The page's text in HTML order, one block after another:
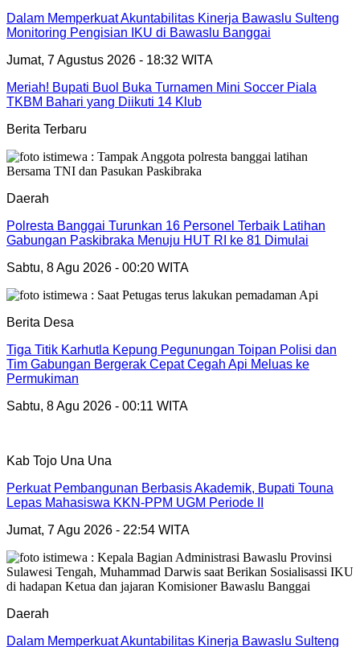
Dalam Memperkuat Akuntabilitas Kinerja Bawaslu Sulteng
Monitoring Pengisian IKU di Bawaslu Banggai
Jumat, 7 Agustus 2026 - 18:32 WITA
Meriah! Bupati Buol Buka Turnamen Mini Soccer Piala
TKBM Bahari yang Diikuti 14 Klub
Berita Terbaru
Daerah
Polresta Banggai Turunkan 16 Personel Terbaik Latihan
Gabungan Paskibraka Menuju HUT RI ke 81 Dimulai
Sabtu, 8 Agu 2026 - 00:20 WITA
Berita Desa
Tiga Titik Karhutla Kepung Pegunungan Toipan Polisi dan
Tim Gabungan Bergerak Cepat Cegah Api Meluas ke
Permukiman
Sabtu, 8 Agu 2026 - 00:11 WITA
Kab Tojo Una Una
Perkuat Pembangunan Berbasis Akademik, Bupati Touna
Lepas Mahasiswa KKN-PPM UGM Periode II
Jumat, 7 Agu 2026 - 22:54 WITA
Daerah
Dalam Memperkuat Akuntabilitas Kinerja Bawaslu Sulteng